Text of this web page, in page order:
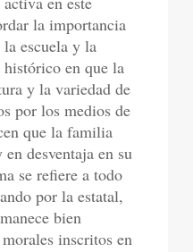
la importancia
escuela y la
en que la
y la variedad de
por los medios de
que la familia
desventaja en su
se refiere a todo
por la estatal,
bien
inscritos en